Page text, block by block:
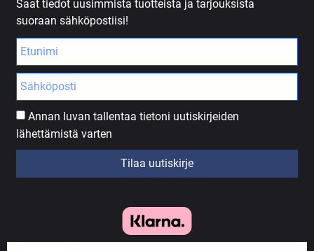
Saat tiedot uusimmista tuotteista ja tarjouksista
suoraan sähköpostiisi!
Annan luvan tallentaa tietoni uutiskirjeiden
lähettämistä varten
Tilaa uutiskirje